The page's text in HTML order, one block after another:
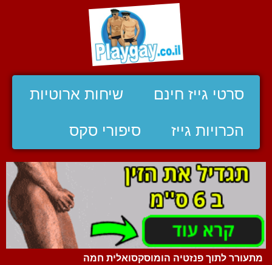
סרטי גייז חינם שיחות ארוטיות
הכרויות גייז סיפורי סקס
מתעורר לתוך פנזטיה הומוסקסואלית חמה